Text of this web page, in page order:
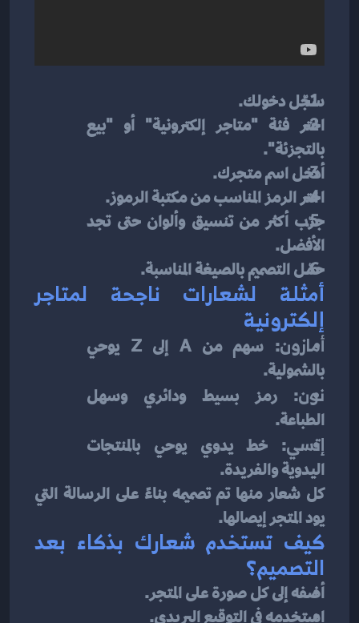
سجّل دخولك.
اختر فئة "متاجر إلكترونية" أو "بيع
بالتجزئة".
أدخل اسم متجرك.
اختر الرمز المناسب من مكتبة الرموز.
جرّب أكثر من تنسيق وألوان حتى تجد
الأفضل.
حمّل التصميم بالصيغة المناسبة.
أمثلة لشعارات ناجحة لمتاجر
إلكترونية
أمازون
بالشمولية.
نون
الطباعة.
إتسي
اليدوية والفريدة.
يود المتجر إيصالها.
التصميم؟
أضفه إلى كل صورة على المتجر.